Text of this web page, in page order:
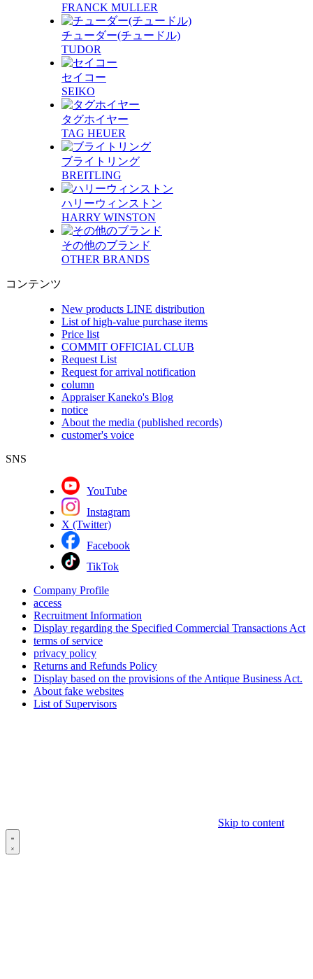
FRANCK MULLER
チューダー(チュードル)
TUDOR
セイコー
SEIKO
タグホイヤー
TAG HEUER
ブライトリング
BREITLING
ハリーウィンストン
HARRY WINSTON
その他のブランド
OTHER BRANDS
コンテンツ
New products LINE distribution
List of high-value purchase items
Price list
COMMIT OFFICIAL CLUB
Request List
Request for arrival notification
column
Appraiser Kaneko's Blog
notice
About the media (published records)
customer's voice
SNS
YouTube
Instagram
X (Twitter)
Facebook
TikTok
Company Profile
access
Recruitment Information
Display regarding the Specified Commercial Transactions Act
terms of service
privacy policy
Returns and Refunds Policy
Display based on the provisions of the Antique Business Act.
About fake websites
List of Supervisors
Skip to content